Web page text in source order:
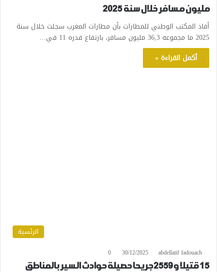
مليون مسافر خلال سنة 2025
أفاد المكتب الوطني للمطارات بأن مطارات المغرب سجلت خلال سنة
2025 ما مجموعه 36,3 مليون مسافر، بارتفاع قدره 11 في…
أكمل القراءة »
الرئسية
abdellatif fadouach
30/12/2025
0
15 قتيلا و2559 جريحا حصيلة حوادث السير بالمناطق